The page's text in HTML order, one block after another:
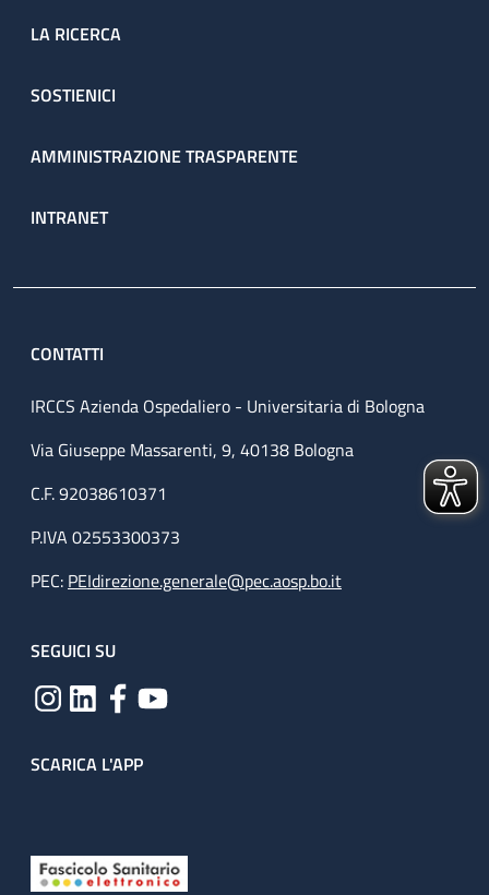
LA RICERCA
SOSTIENICI
AMMINISTRAZIONE TRASPARENTE
INTRANET
CONTATTI
IRCCS Azienda Ospedaliero - Universitaria di Bologna
Via Giuseppe Massarenti, 9, 40138 Bologna
C.F. 92038610371
P.IVA 02553300373
PEC: PEIdirezione.generale@pec.aosp.bo.it
SEGUICI SU
SCARICA L'APP